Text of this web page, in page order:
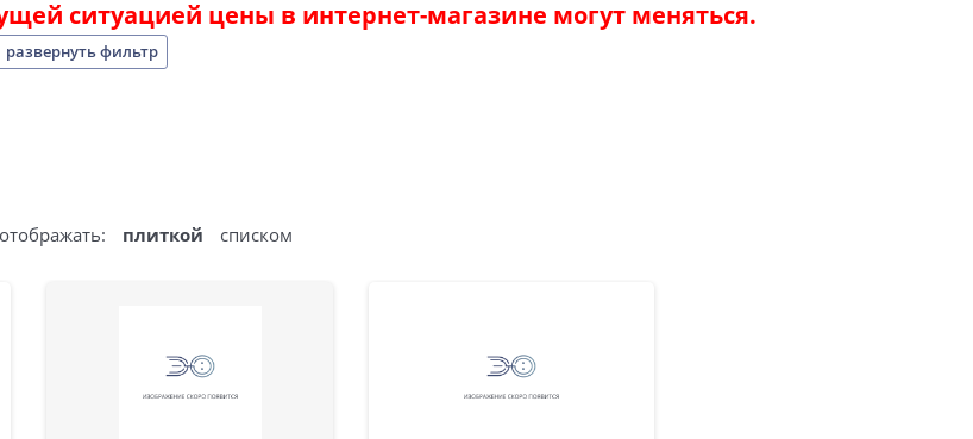
ситуацией цены в интернет-магазине могут меняться.
развернуть фильтр
отображать: плиткой списком